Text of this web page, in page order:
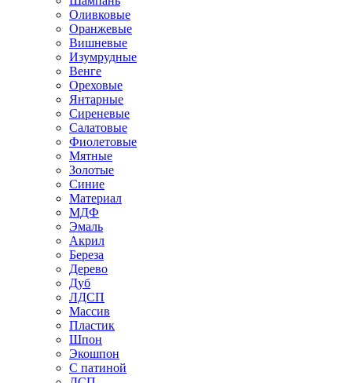
Оливковые
Оранжевые
Вишневые
Изумрудные
Венге
Ореховые
Янтарные
Сиреневые
Салатовые
Фиолетовые
Мятные
Золотые
Синие
Материал
МДФ
Эмаль
Акрил
Береза
Дерево
Дуб
ЛДСП
Массив
Пластик
Шпон
Экошпон
С патиной